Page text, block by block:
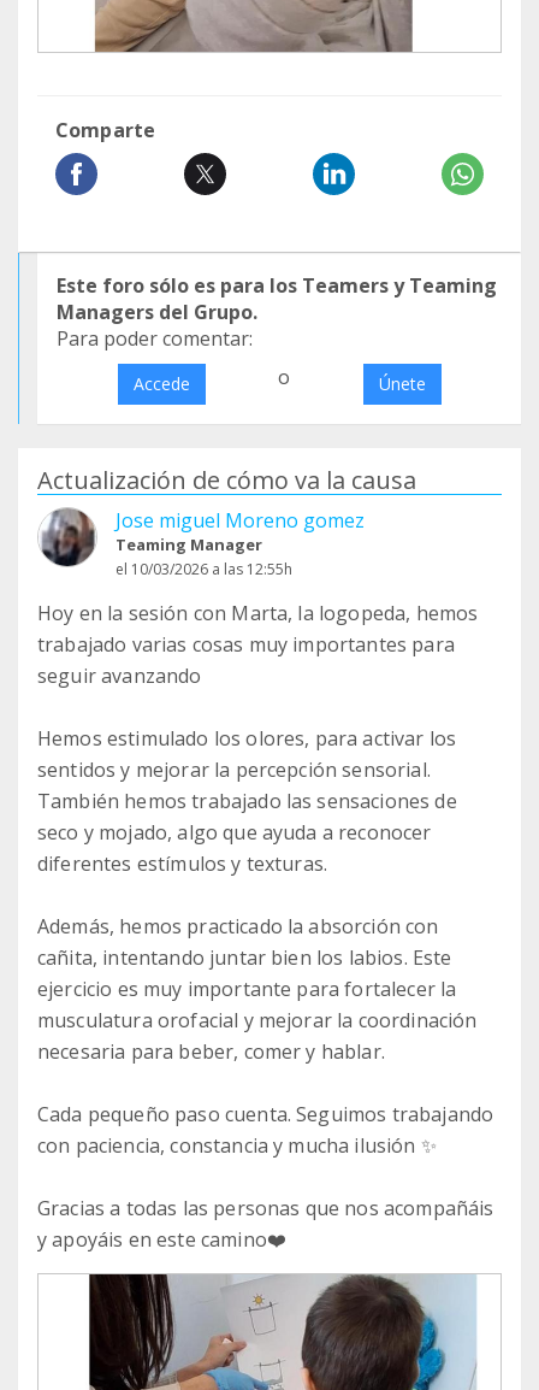
Comparte
Este foro sólo es para los Teamers y Teaming
Managers del Grupo.
Para poder comentar:
Accede o Únete
Actualización de cómo va la causa
Jose miguel Moreno gomez
Teaming Manager
el 10/03/2026 a las 12:55h
Hoy en la sesión con Marta, la logopeda, hemos
trabajado varias cosas muy importantes para
seguir avanzando
Hemos estimulado los olores, para activar los
sentidos y mejorar la percepción sensorial.
También hemos trabajado las sensaciones de
seco y mojado, algo que ayuda a reconocer
diferentes estímulos y texturas.
Además, hemos practicado la absorción con
cañita, intentando juntar bien los labios. Este
ejercicio es muy importante para fortalecer la
musculatura orofacial y mejorar la coordinación
necesaria para beber, comer y hablar.
Cada pequeño paso cuenta. Seguimos trabajando
con paciencia, constancia y mucha ilusión ✨
Gracias a todas las personas que nos acompañáis
y apoyáis en este camino❤️